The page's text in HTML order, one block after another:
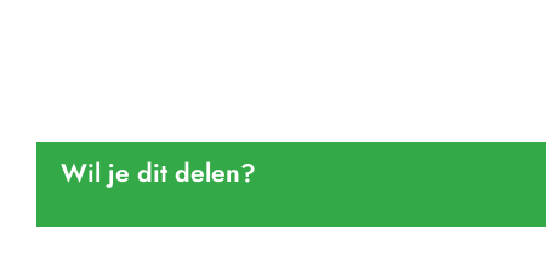
Wil je dit delen?